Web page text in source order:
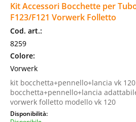
Kit Accessori Bocchette per
F123/F121 Vorwerk Folletto
Cod. art.:
8259
Colore:
Vorwerk
kit bocchetta+pennello+lancia vk 120
bocchetta+pennello+lancia
vorwerk folletto modello vk 120
Disponibilità: